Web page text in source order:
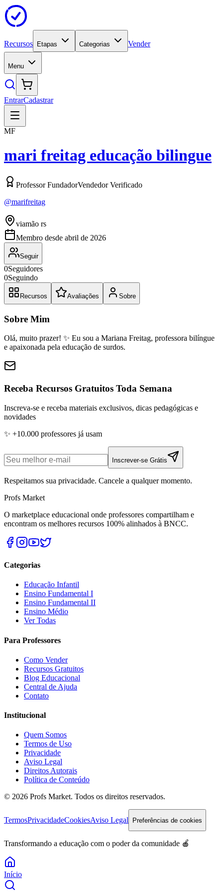
Recursos Etapas Categorias Vender
Menu
EntrarCadastrar
MF
mari freitag educação bilingue
Professor FundadorVendedor Verificado
@marifreitag
viamão rs
Membro desde abril de 2026
Seguir
0Seguidores
0Seguindo
Recursos Avaliações Sobre
Sobre Mim
Olá, muito prazer! ✨ Eu sou a Mariana Freitag, professora bilíngue
e apaixonada pela educação de surdos.
Receba Recursos Gratuitos Toda Semana
Inscreva-se e receba materiais exclusivos, dicas pedagógicas e
novidades
✨ +10.000 professores já usam
Inscrever-se Grátis
Respeitamos sua privacidade. Cancele a qualquer momento.
Profs Market
O marketplace educacional onde professores compartilham e
encontram os melhores recursos 100% alinhados à BNCC.
Categorias
Educação Infantil
Ensino Fundamental I
Ensino Fundamental II
Ensino Médio
Ver Todas
Para Professores
Como Vender
Recursos Gratuitos
Blog Educacional
Central de Ajuda
Contato
Institucional
Quem Somos
Termos de Uso
Privacidade
Aviso Legal
Direitos Autorais
Política de Conteúdo
© 2026 Profs Market. Todos os direitos reservados.
TermosPrivacidadeCookiesAviso Legal Preferências de cookies
Transformando a educação com o poder da comunidade 🍎
Início